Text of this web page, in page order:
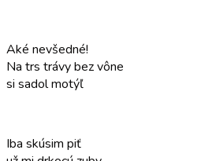
Aké nevšedné!
Na trs trávy bez vône
si sadol motýľ
Iba skúsim piť